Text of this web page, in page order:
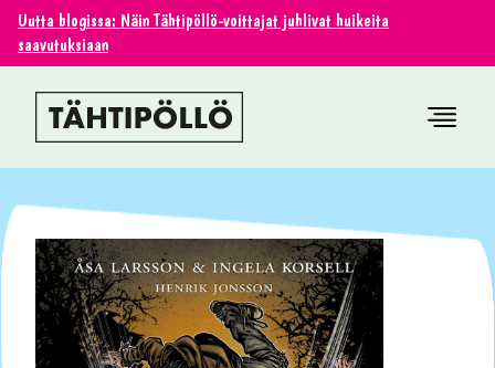
Uutta blogissa: Näin Tähtipöllö-voittajat juhlivat huikeita
saavutuksiaan